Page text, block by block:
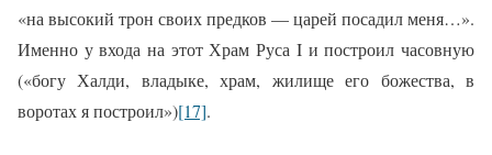
«на высокий трон своих предков — царей посадил меня…».
Именно у входа на этот Храм Руса I и построил часовную
(«богу Халди, владыке, храм, жилище его божества, в
воротах я построил»)[17].